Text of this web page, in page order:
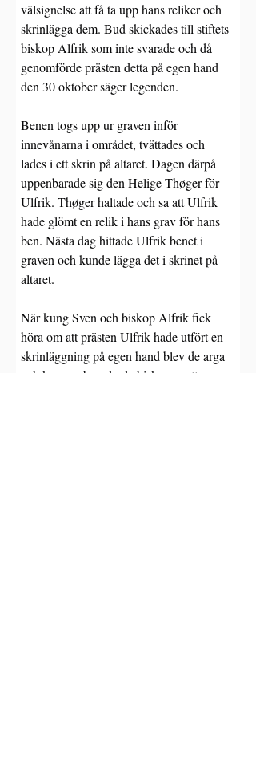
välsignelse att få ta upp hans reliker och
skrinlägga dem. Bud skickades till stiftets
biskop Alfrik som inte svarade och då
genomförde prästen detta på egen hand
den 30 oktober säger legenden.
Benen togs upp ur graven inför
innevånarna i området, tvättades och
lades i ett skrin på altaret. Dagen därpå
uppenbarade sig den Helige Thøger för
Ulfrik. Thøger haltade och sa att Ulfrik
hade glömt en relik i hans grav för hans
ben. Nästa dag hittade Ulfrik benet i
graven och kunde lägga det i skrinet på
altaret.
När kung Sven och biskop Alfrik fick
höra om att prästen Ulfrik hade utfört en
skrinläggning på egen hand blev de arga
och kungen beordrade biskopen att resa